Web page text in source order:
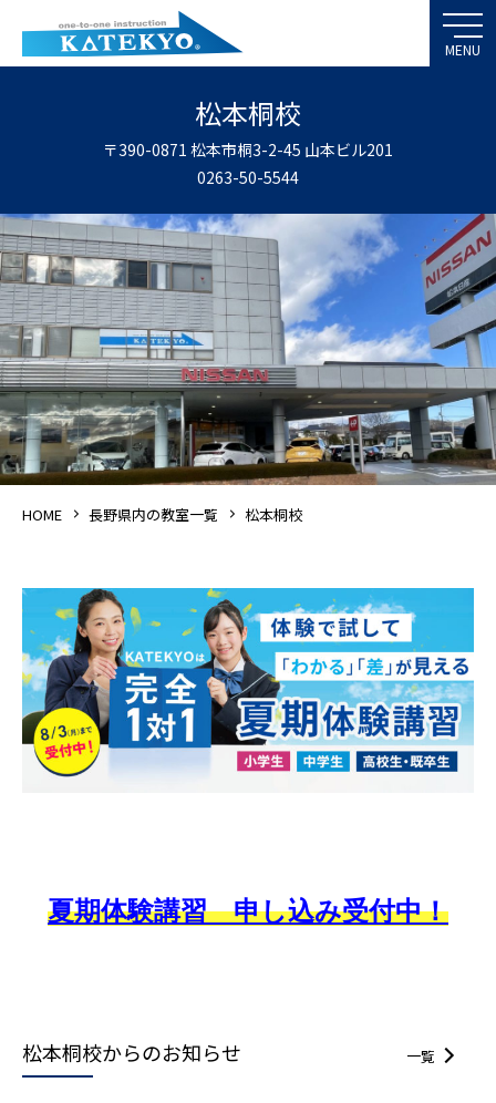
松本桐校
〒390-0871 松本市桐3-2-45 山本ビル201
0263-50-5544
HOME 長野県内の教室一覧 松本桐校
夏期体験講習 申し込み受付中！
松本桐校からのお知らせ 一覧